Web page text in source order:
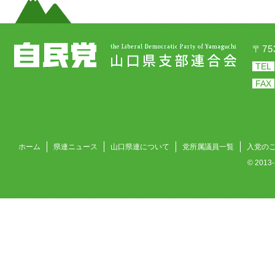
〒
TEL
FAX
ホーム 県連ニュース 山口県連について 党所属議員一覧
入党の
© 2013-